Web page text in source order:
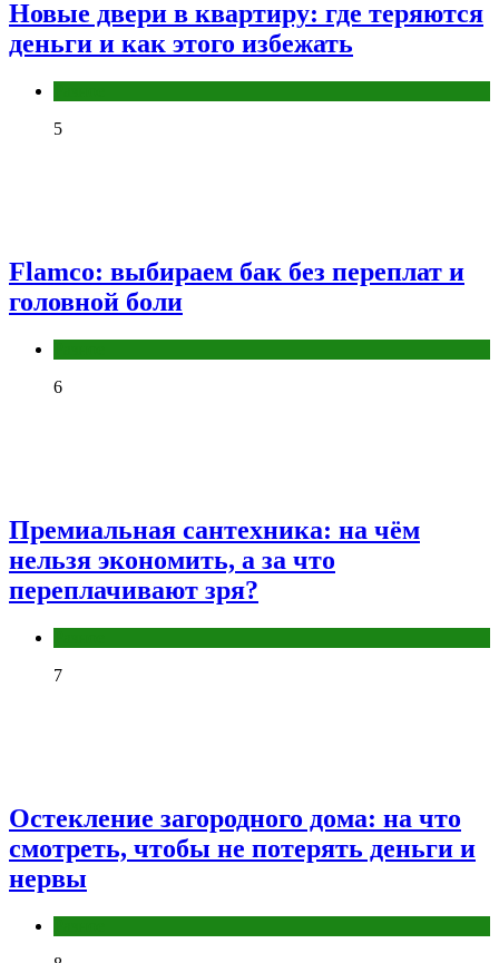
Новые двери в квартиру: где теряются
деньги и как этого избежать
5
Flamco: выбираем бак без переплат и
головной боли
6
Премиальная сантехника: на чём
нельзя экономить, а за что
переплачивают зря?
7
Остекление загородного дома: на что
смотреть, чтобы не потерять деньги и
нервы